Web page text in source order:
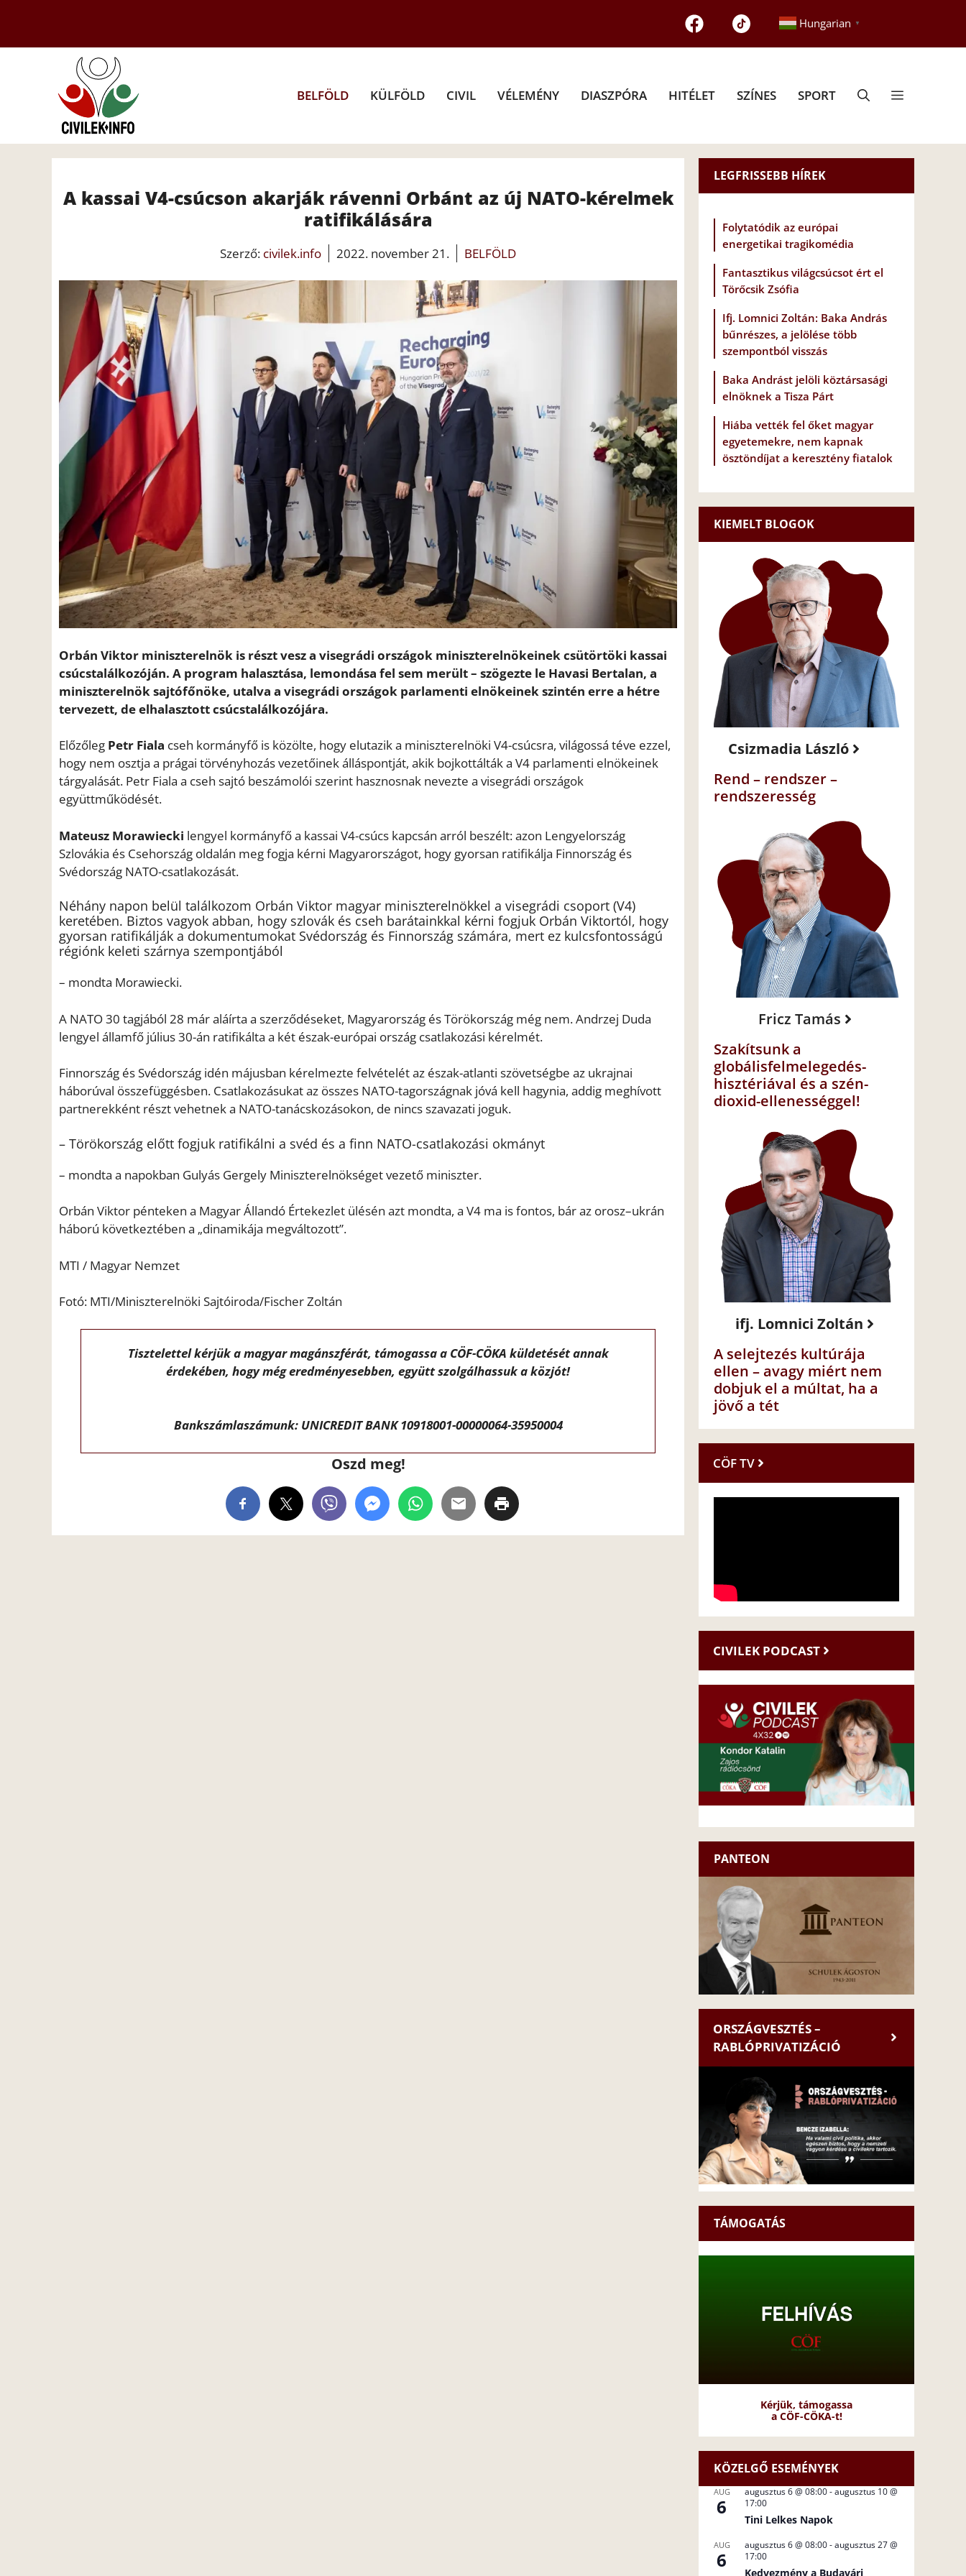
tartalomba
Hungarian ▼
BELFÖLD KÜLFÖLD CIVIL VÉLEMÉNY DIASZPÓRA HITÉLET SZÍNES SPORT
A kassai V4-csúcson akarják rávenni Orbánt az új NATO-kérelmek
ratifikálására
Szerző: civilek.info 2022. november 21. BELFÖLD
Orbán Viktor miniszterelnök is részt vesz a visegrádi országok miniszterelnökeinek csütörtöki kassai
csúcstalálkozóján. A program halasztása, lemondása fel sem merült – szögezte le Havasi Bertalan, a
miniszterelnök sajtófőnöke, utalva a visegrádi országok parlamenti elnökeinek szintén erre a hétre
tervezett, de elhalasztott csúcstalálkozójára.
Előzőleg Petr Fiala cseh kormányfő is közölte, hogy elutazik a miniszterelnöki V4-csúcsra, világossá téve ezzel,
hogy nem osztja a prágai törvényhozás vezetőinek álláspontját, akik bojkottálták a V4 parlamenti elnökeinek
tárgyalását. Petr Fiala a cseh sajtó beszámolói szerint hasznosnak nevezte a visegrádi országok
együttműködését.
Mateusz Morawiecki lengyel kormányfő a kassai V4-csúcs kapcsán arról beszélt: azon Lengyelország
Szlovákia és Csehország oldalán meg fogja kérni Magyarországot, hogy gyorsan ratifikálja Finnország és
Svédország NATO-csatlakozását.
Néhány napon belül találkozom Orbán Viktor magyar miniszterelnökkel a visegrádi csoport (V4)
keretében. Biztos vagyok abban, hogy szlovák és cseh barátainkkal kérni fogjuk Orbán Viktortól, hogy
gyorsan ratifikálják a dokumentumokat Svédország és Finnország számára, mert ez kulcsfontosságú
régiónk keleti szárnya szempontjából
– mondta Morawiecki.
A NATO 30 tagjából 28 már aláírta a szerződéseket, Magyarország és Törökország még nem. Andrzej Duda
lengyel államfő július 30-án ratifikálta a két észak-európai ország csatlakozási kérelmét.
Finnország és Svédország idén májusban kérelmezte felvételét az észak-atlanti szövetségbe az ukrajnai
háborúval összefüggésben. Csatlakozásukat az összes NATO-tagországnak jóvá kell hagynia, addig meghívott
partnerekként részt vehetnek a NATO-tanácskozásokon, de nincs szavazati joguk.
– Törökország előtt fogjuk ratifikálni a svéd és a finn NATO-csatlakozási okmányt
– mondta a napokban Gulyás Gergely Miniszterelnökséget vezető miniszter.
Orbán Viktor pénteken a Magyar Állandó Értekezlet ülésén azt mondta, a V4 ma is fontos, bár az orosz–ukrán
háború következtében a „dinamikája megváltozott”.
MTI / Magyar Nemzet
Fotó: MTI/Miniszterelnöki Sajtóiroda/Fischer Zoltán
Tisztelettel kérjük a magyar magánszférát, támogassa a CÖF-CÖKA küldetését annak
érdekében, hogy még eredményesebben, együtt szolgálhassuk a közjót!
Bankszámlaszámunk: UNICREDIT BANK 10918001-00000064-35950004
Oszd meg!
LEGFRISSEBB HÍREK
Folytatódik az európai
energetikai tragikomédia
Fantasztikus világcsúcsot ért el
Törőcsik Zsófia
Ifj. Lomnici Zoltán: Baka András
bűnrészes, a jelölése több
szempontból visszás
Baka Andrást jelöli köztársasági
elnöknek a Tisza Párt
Hiába vették fel őket magyar
egyetemekre, nem kapnak
ösztöndíjat a keresztény fiatalok
KIEMELT BLOGOK
Csizmadia László
Rend – rendszer –
rendszeresség
Fricz Tamás
Szakítsunk a
globálisfelmelegedés-
hisztériával és a szén-
dioxid-ellenességgel!
ifj. Lomnici Zoltán
A selejtezés kultúrája
ellen – avagy miért nem
dobjuk el a múltat, ha a
jövő a tét
CÖF TV
CIVILEK PODCAST
PANTEON
ORSZÁGVESZTÉS –
RABLÓPRIVATIZÁCIÓ
TÁMOGATÁS
Kérjük, támogassa
a CÖF-CÖKA-t!
KÖZELGŐ ESEMÉNYEK
AUG
6
augusztus 6 @ 08:00-augusztus 10 @
17:00
Tini Lelkes Napok
AUG
6
augusztus 6 @ 08:00-augusztus 27 @
17:00
Kedvezmény a Budavári